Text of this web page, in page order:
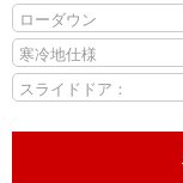
ローダウン
寒冷地仕様
スライドドア：